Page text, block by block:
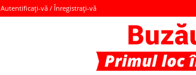
Autentificați-vă / Înregistrați-vă